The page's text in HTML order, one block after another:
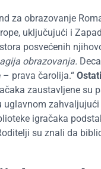
za obrazovanje
uključujući i
posvećenih
obrazovanja.
prava čarolija.“
zaustavljene su
uglavnom
igračaka
su znali da